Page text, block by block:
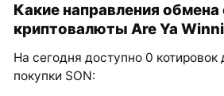
Какие направления обмена
криптовалюты Are Ya
На сегодня доступно 0
покупки SON: